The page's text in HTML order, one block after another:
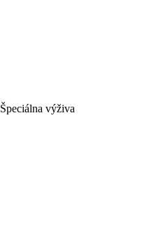
Špeciálna výživa